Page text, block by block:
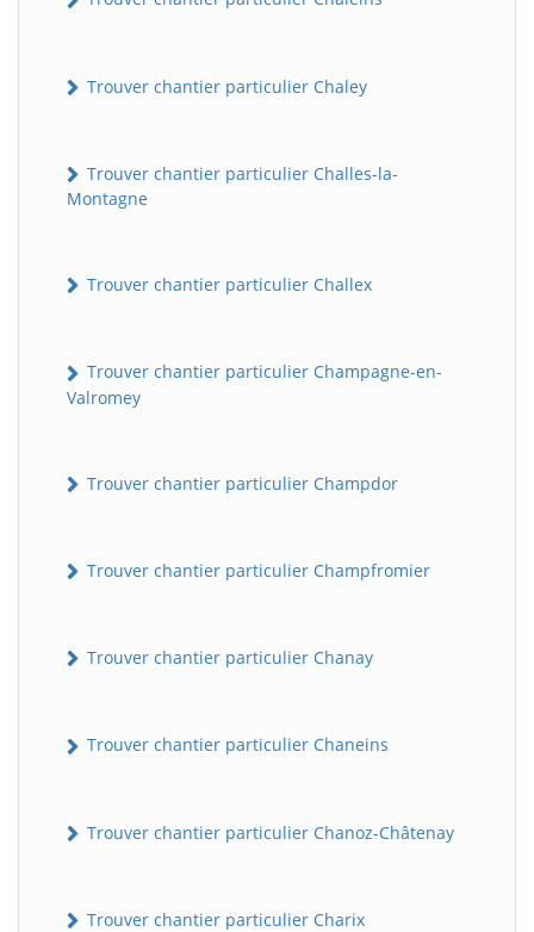
Trouver chantier particulier Chaley
Trouver chantier particulier Challes-la-
Montagne
Trouver chantier particulier Challex
Trouver chantier particulier Champagne-en-
Valromey
Trouver chantier particulier Champdor
Trouver chantier particulier Champfromier
Trouver chantier particulier Chanay
Trouver chantier particulier Chaneins
Trouver chantier particulier Chanoz-Châtenay
Trouver chantier particulier Charix